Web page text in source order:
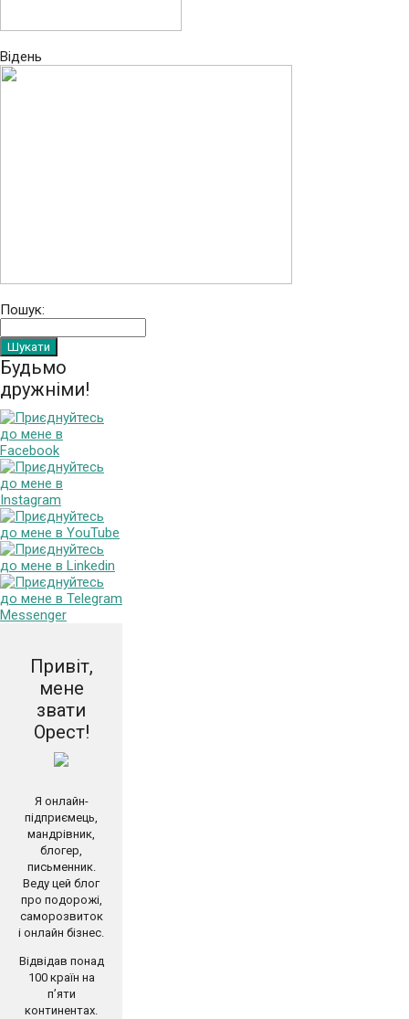
Відень
Пошук:
Будьмо
дружніми!
Привіт,
мене
звати
Орест!
Я онлайн-
підприємець,
мандрівник,
блогер,
письменник.
Веду цей блог
про подорожі,
саморозвиток
і онлайн бізнес.
Відвідав понад
100 країн на
п’яти
континентах.